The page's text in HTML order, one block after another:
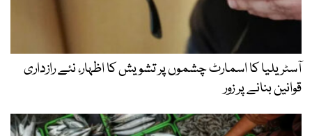
آسٹریلیا کا اسمارٹ چشموں پر تشویش کا اظہار، نئے رازداری
قوانین بنانے پر زور